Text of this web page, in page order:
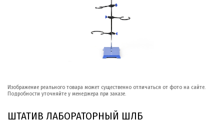
Изображение реального товара может существенно отличаться от фото на сайте.
Подробности уточняйте у менеджера при заказе.
ШТАТИВ ЛАБОРАТОРНЫЙ ШЛБ